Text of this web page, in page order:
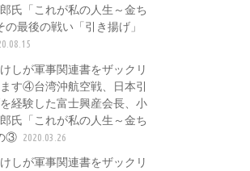
氏「これが私の人生～金ち
最後の戦い「引き揚げ」
しが軍事関連書をザックリ
す④台湾沖航空戦、日本引
経験した富士興産会長、小
氏「これが私の人生～金ち
③ 2020.03.26
しが軍事関連書をザックリ